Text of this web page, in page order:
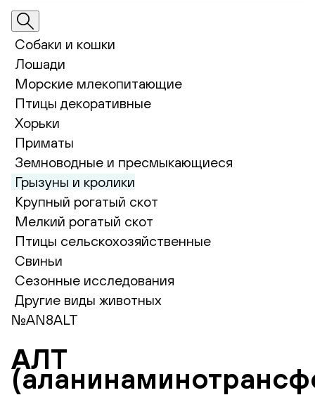
Собаки и кошки
Лошади
Морские млекопитающие
Птицы декоративные
Хорьки
Приматы
Земноводные и пресмыкающиеся
Грызуны и кролики
Крупный рогатый скот
Мелкий рогатый скот
Птицы сельскохозяйственные
Свиньи
Сезонные исследования
Другие виды животных
№AN8ALT
АЛТ